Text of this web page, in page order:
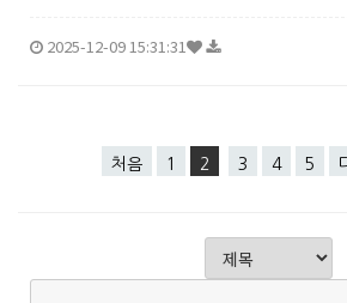
수요일부터 금요일까지 정기적인 말씀 훈련
2025-12-09 15:31:31
처음 1 2 3 4 5